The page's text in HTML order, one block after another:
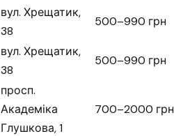
вул. Хрещатик,
38
500–990 грн
вул. Хрещатик,
38
500–990 грн
просп.
Академіка
Глушкова, 1
700–2000 грн